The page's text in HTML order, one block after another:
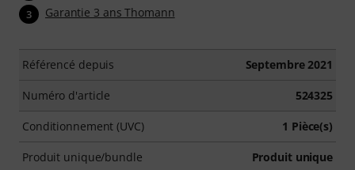
3 Garantie 3 ans Thomann
Référencé depuis Septembre 2021
Numéro d'article 524325
Conditionnement (UVC) 1 Pièce(s)
Produit unique/bundle Produit unique